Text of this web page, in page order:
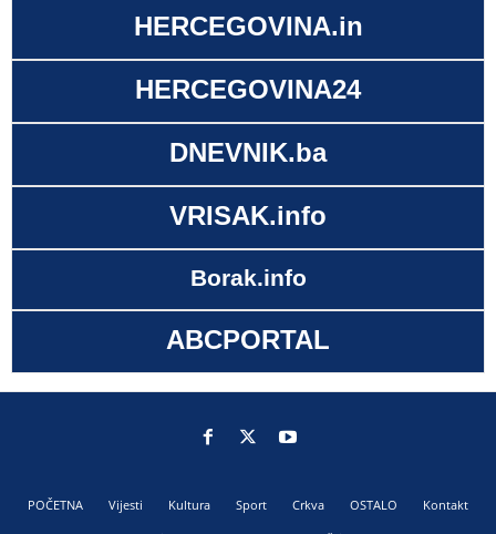
HERCEGOVINA.in
HERCEGOVINA24
DNEVNIK.ba
VRISAK.info
Borak.info
ABCPORTAL
POČETNA Vijesti Kultura Sport Crkva OSTALO
Kontakt